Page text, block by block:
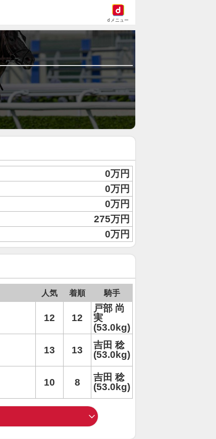
dメニュー
0万円
0万円
0万円
275万円
0万円
人気 着順 騎手
12 12
戸部 尚
実
(53.0kg)
13 13
吉田 稔
(53.0kg)
10 8
吉田 稔
(53.0kg)